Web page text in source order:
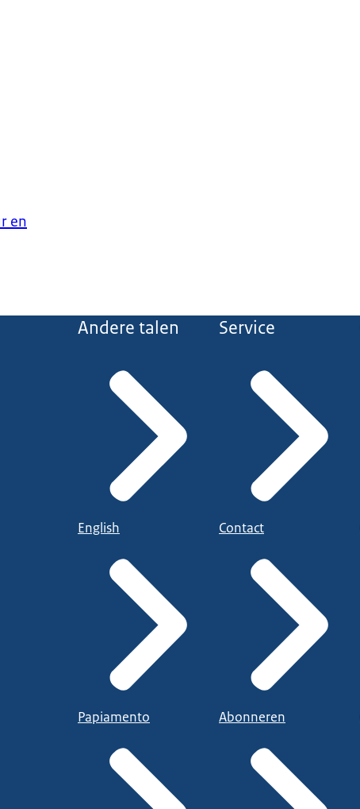
en
Andere talen
English
Papiamento
Service
Contact
Abonneren